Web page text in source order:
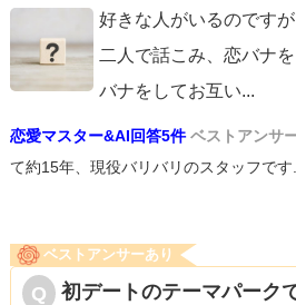
好きな人がいるのです
二人で話こみ、恋バナ
バナをしてお互い...
恋愛マスター&AI回答5件 ベストアンサ
て約15年、現役バリバリのスタッフです
ベストアンサーあり
初デートのテーマパーク